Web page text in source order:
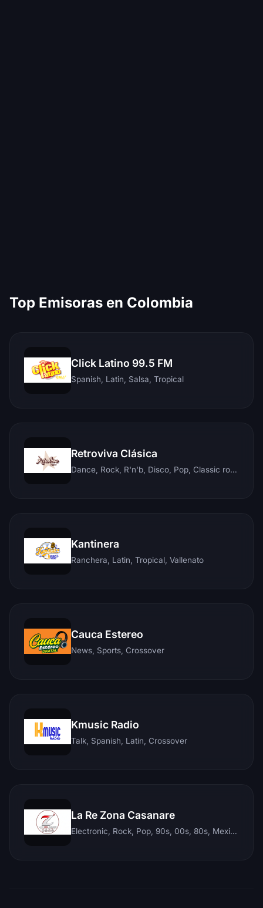
Top Emisoras en Colombia
Click Latino 99.5 FM
Spanish, Latin, Salsa, Tropical
Retroviva Clásica
Dance, Rock, R'n'b, Disco, Pop, Classic rock, Techno, Reggae
Kantinera
Ranchera, Latin, Tropical, Vallenato
Cauca Estereo
News, Sports, Crossover
Kmusic Radio
Talk, Spanish, Latin, Crossover
La Re Zona Casanare
Electronic, Rock, Pop, 90s, 00s, 80s, Mexican, Ranchera, Reggaeton, Instrumental, Salsa, Merengue, Tropical, Romantic, Vallenato, Llanera